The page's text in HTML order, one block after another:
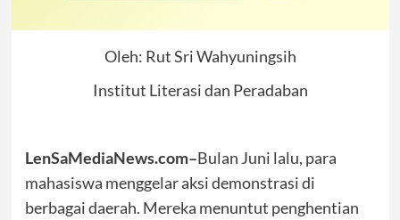
Oleh: Rut Sri Wahyuningsih
Institut Literasi dan Peradaban
LenSaMediaNews.com–Bulan Juni lalu, para
mahasiswa menggelar aksi demonstrasi di
berbagai daerah. Mereka menuntut penghentian